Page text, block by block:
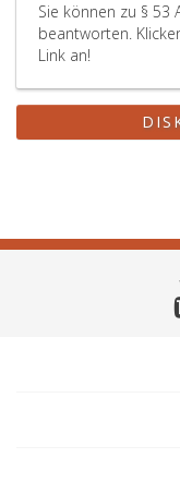
Sie können zu § 53
beantworten.
Link an!